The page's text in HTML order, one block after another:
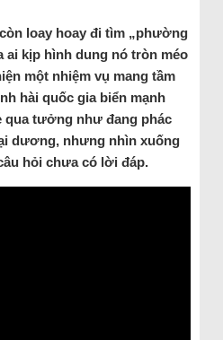
loay hoay đi tìm „phường
ai kịp hình dung nó tròn méo
một nhiệm vụ mang tầm
hài quốc gia biển mạnh
qua tưởng như đang phác
dương, nhưng nhìn xuống
hỏi chưa có lời đáp.